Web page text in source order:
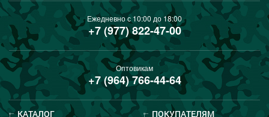
Ежедневно с 10:00 до 18:00
+7 (977) 822-47-00
Оптовикам
+7 (964) 766-44-64
КАТАЛОГ ПОКУПАТЕЛЯМ